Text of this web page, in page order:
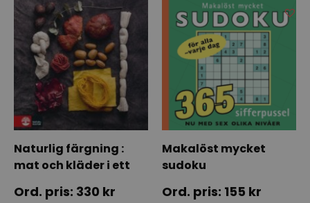
Naturlig färgning :
mat och kläder i ett
330 kr
Makalöst mycket
sudoku
155 kr